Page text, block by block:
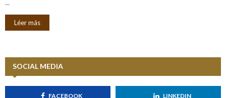
...
Léer más
SOCIAL MEDIA
FACEBOOK LINKEDIN